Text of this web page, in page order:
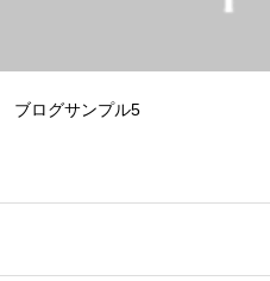
ブログサンプル5